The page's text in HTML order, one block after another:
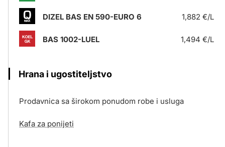
DIZEL BAS EN 590-EURO 6 1,882 €/L
BAS 1002-LUEL 1,494 €/L
Hrana i ugostiteljstvo
Prodavnica sa širokom ponudom robe i usluga
Kafa za ponijeti